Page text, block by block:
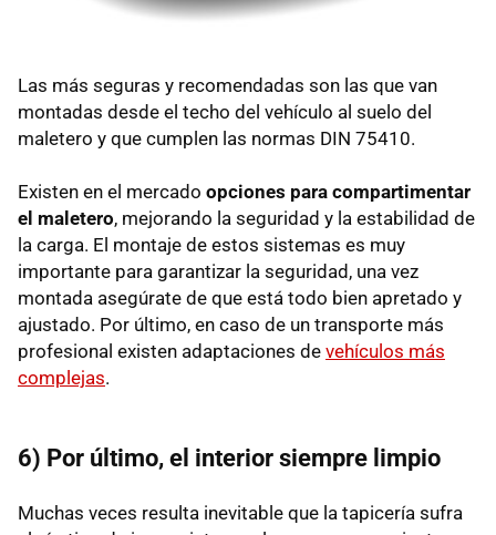
Las más seguras y recomendadas son las que van
montadas desde el techo del vehículo al suelo del
maletero y que cumplen las normas DIN 75410.
Existen en el mercado opciones para compartimentar
el maletero, mejorando la seguridad y la estabilidad de
la carga. El montaje de estos sistemas es muy
importante para garantizar la seguridad, una vez
montada asegúrate de que está todo bien apretado y
ajustado. Por último, en caso de un transporte más
profesional existen adaptaciones de vehículos más
complejas.
6) Por último, el interior siempre limpio
Muchas veces resulta inevitable que la tapicería sufra